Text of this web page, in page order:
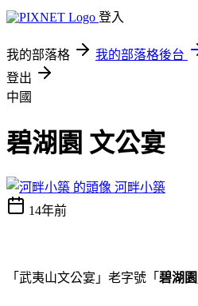
登入
我的部落格 我的部落格後台
登出
中國
碧湖園 文公宴
河畔小築
14年前
「武夷山文公宴」老字號「碧湖園